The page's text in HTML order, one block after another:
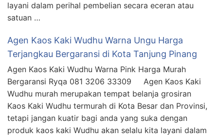
layani dalam perihal pembelian secara eceran atau
satuan …
Agen Kaos Kaki Wudhu Warna Ungu Harga
Terjangkau Bergaransi di Kota Tanjung Pinang
Agen Kaos Kaki Wudhu Warna Pink Harga Murah
Bergaransi Ryqa 081 3206 33309 Agen Kaos Kaki
Wudhu murah merupakan tempat belanja grosiran
Kaos Kaki Wudhu termurah di Kota Besar dan Provinsi,
tetapi jangan kuatir bagi anda yang suka dengan
produk kaos kaki Wudhu akan selalu kita layani dalam